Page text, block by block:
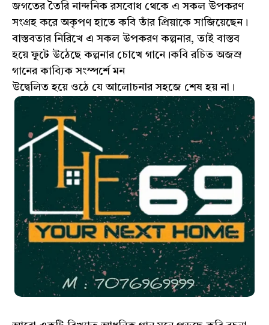
জগতের তৈরি নান্দনিক রসবোধ থেকে এ সকল উপকরণ
সংগ্রহ করে অকৃপণ হাতে কবি তাঁর প্রিয়াকে সাজিয়েছেন।
বাস্তবতার নিরিখে এ সকল উপকরণ কল্পনার, তাই বাস্তব
হয়ে ফুটে উঠেছে কল্পনার চোখে গানে।কবি রচিত অজস্র
গানের কাব্যিক সংস্পর্শে মন
উদ্বেলিত হয়ে ওঠে যে আলোচনার সহজে শেষ হয় না।